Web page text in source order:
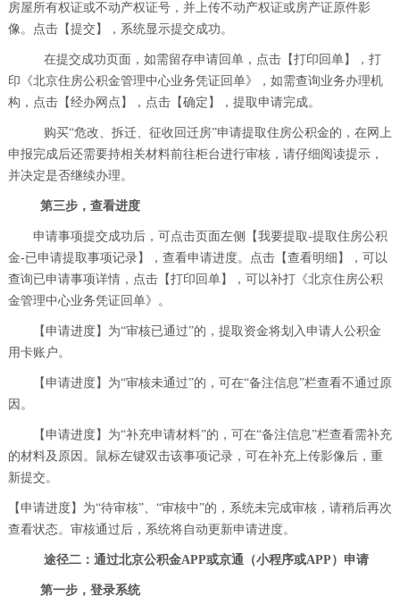
房屋所有权证或不动产权证号，并上传不动产权证或房产证原件影
像。点击【提交】，系统显示提交成功。
在提交成功页面，如需留存申请回单，点击【打印回单】，打
印《北京住房公积金管理中心业务凭证回单》，如需查询业务办理机
构，点击【经办网点】，点击【确定】，提取申请完成。
购买“危改、拆迁、征收回迁房”申请提取住房公积金的，在网上
申报完成后还需要持相关材料前往柜台进行审核，请仔细阅读提示，
并决定是否继续办理。
第三步，查看进度
申请事项提交成功后，可点击页面左侧【我要提取-提取住房公积
金-已申请提取事项记录】，查看申请进度。点击【查看明细】，可以
查询已申请事项详情，点击【打印回单】，可以补打《北京住房公积
金管理中心业务凭证回单》。
【申请进度】为“审核已通过”的，提取资金将划入申请人公积金
用卡账户。
【申请进度】为“审核未通过”的，可在“备注信息”栏查看不通过原
因。
【申请进度】为“补充申请材料”的，可在“备注信息”栏查看需补充
的材料及原因。鼠标左键双击该事项记录，可在补充上传影像后，重
新提交。
【申请进度】为“待审核”、“审核中”的，系统未完成审核，请稍后再次
查看状态。审核通过后，系统将自动更新申请进度。
途径二：通过北京公积金APP或京通（小程序或APP）申请
第一步，登录系统